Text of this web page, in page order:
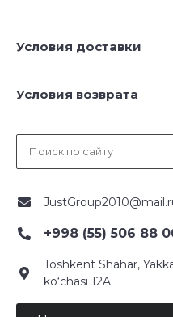
Условия доставки
Условия возврата
+998 (55) 506 88
Toshkent Shahar,
ko‘chasi 12A